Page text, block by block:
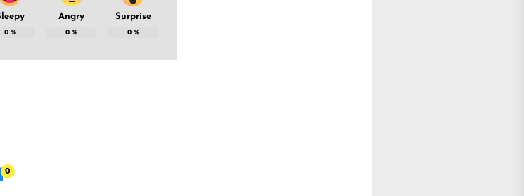
0%
Angry
0 %
Surprise
0%
0